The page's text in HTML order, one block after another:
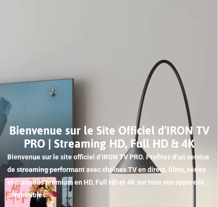
Bienvenue sur le Site Officiel d’IRON TV
PRO | Streaming HD, Full HD & 4K
Bienvenue sur le site officiel d’IRON TV PRO. Profitez d’un service
de streaming performant avec chaînes TV en direct, films, séries
et contenus premium en HD, Full HD et 4K sur tous vos appareils
compatibles.